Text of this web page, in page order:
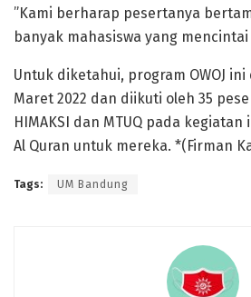
”Kami berharap pesertanya
banyak mahasiswa yang mencintai
Untuk diketahui, program OWOJ ini
Maret 2022 dan diikuti oleh 35
HIMAKSI dan MTUQ pada
Al Quran untuk mereka. *(Firman
Tags: UM Bandung